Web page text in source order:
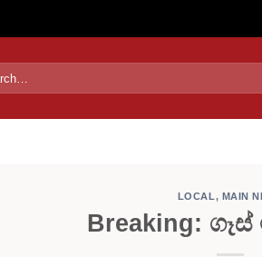
LOCAL, MAIN
Breaking: